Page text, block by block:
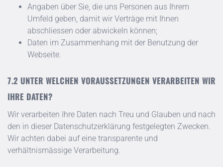
Angaben über Sie, die uns Personen aus Ihrem
Umfeld geben, damit wir Verträge mit Ihnen
abschliessen oder abwickeln können;
Daten im Zusammenhang mit der Benutzung der
Webseite.
UNTER WELCHEN VORAUSSETZUNGEN VERARBEITEN WIR
IHRE DATEN?
Wir verarbeiten Ihre Daten nach Treu und Glauben und nach
den in dieser Datenschutzerklärung festgelegten Zwecken.
Wir achten dabei auf eine transparente und
verhältnismässige Verarbeitung.